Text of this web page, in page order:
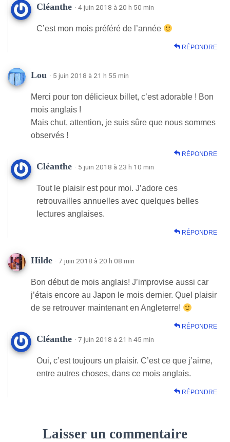
Cléanthe · 4 juin 2018 à 20 h 50 min
C’est mon mois préféré de l’année
RÉPONDRE
Lou · 5 juin 2018 à 21 h 55 min
Merci pour ton délicieux billet, c’est adorable ! Bon
mois anglais !
Mais chut, attention, je suis sûre que nous sommes
observés !
RÉPONDRE
Cléanthe · 5 juin 2018 à 23 h 10 min
Tout le plaisir est pour moi. J’adore ces
retrouvailles annuelles avec quelques belles
lectures anglaises.
RÉPONDRE
Hilde · 7 juin 2018 à 20 h 08 min
Bon début de mois anglais! J’improvise aussi car
j’étais encore au Japon le mois dernier. Quel plaisir
de se retrouver maintenant en Angleterre!
RÉPONDRE
Cléanthe · 7 juin 2018 à 21 h 45 min
Oui, c’est toujours un plaisir. C’est ce que j’aime,
entre autres choses, dans ce mois anglais.
RÉPONDRE
Laisser un commentaire